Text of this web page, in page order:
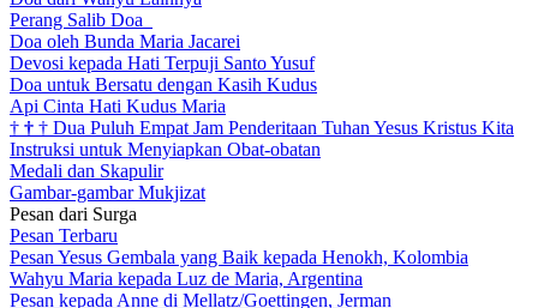
Perang Salib Doa
Doa oleh Bunda Maria Jacarei
Devosi kepada Hati Terpuji Santo Yusuf
Doa untuk Bersatu dengan Kasih Kudus
Api Cinta Hati Kudus Maria
† † † Dua Puluh Empat Jam Penderitaan Tuhan Yesus Kristus Kita
Instruksi untuk Menyiapkan Obat-obatan
Medali dan Skapulir
Gambar-gambar Mukjizat
Pesan dari Surga
Pesan Terbaru
Pesan Yesus Gembala yang Baik kepada Henokh, Kolombia
Wahyu Maria kepada Luz de Maria, Argentina
Pesan kepada Anne di Mellatz/Goettingen, Jerman